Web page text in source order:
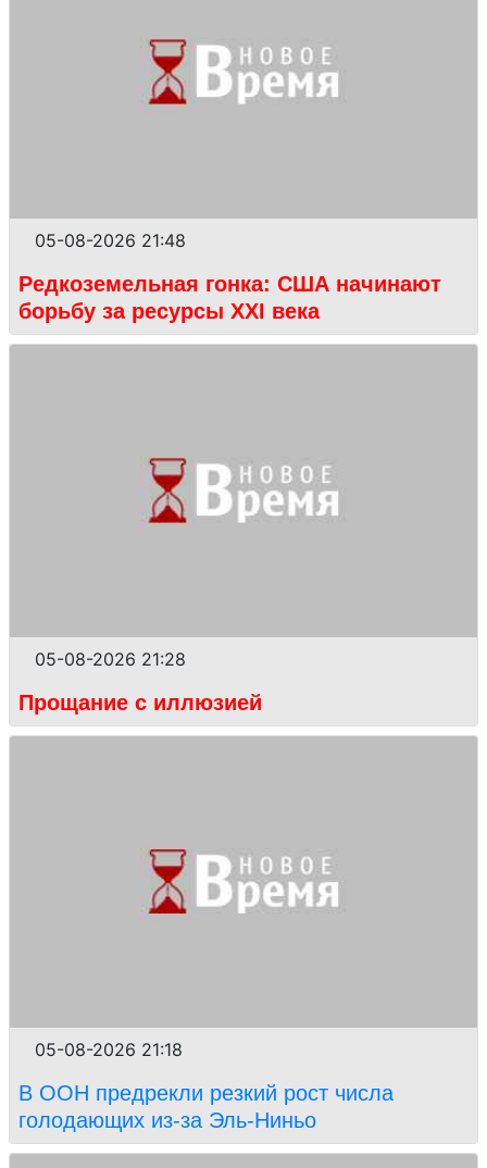
05-08-2026 21:48
Редкоземельная гонка: США начинают
борьбу за ресурсы XXI века
05-08-2026 21:28
Прощание с иллюзией
05-08-2026 21:18
В ООН предрекли резкий рост числа
голодающих из-за Эль-Ниньо